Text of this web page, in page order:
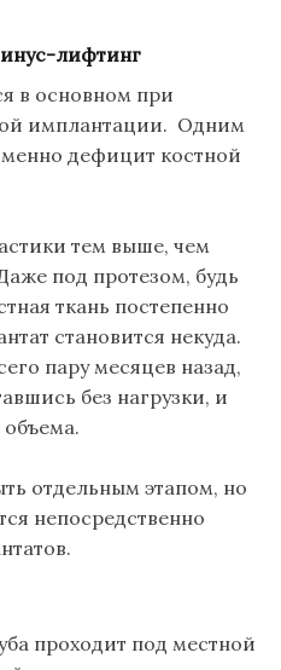
лифтинг
в основном при
имплантации. Одним
дефицит костной
тем выше, чем
под протезом, будь
ткань постепенно
становится некуда.
пару месяцев назад,
без нагрузки, и
объема.
отдельным этапом, но
непосредственно
проходит под местной